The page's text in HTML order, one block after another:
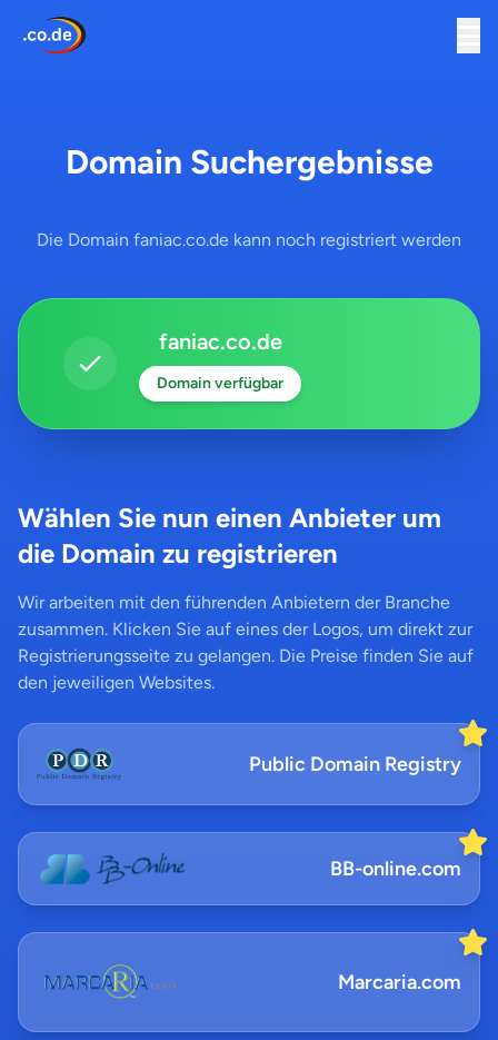
Domain Suchergebnisse
Die Domain faniac.co.de kann noch registriert werden
faniac.co.de
Domain verfügbar
Wählen Sie nun einen Anbieter um
die Domain zu registrieren
Wir arbeiten mit den führenden Anbietern der Branche
zusammen. Klicken Sie auf eines der Logos, um direkt zur
Registrierungsseite zu gelangen. Die Preise finden Sie auf
den jeweiligen Websites.
Public Domain Registry
BB-online.com
Marcaria.com